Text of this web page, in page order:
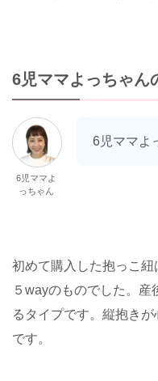
6児ママよっちゃん
6児ママよ
っちゃん
6児ママよ
初めて購入した抱っこ
５wayのものでした。産
るタイプです。縦抱き
です。